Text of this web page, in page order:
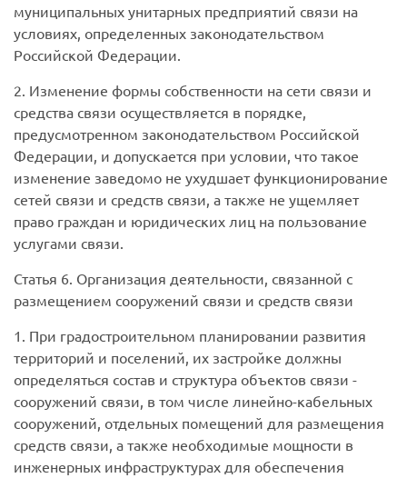
муниципальных унитарных предприятий связи на
условиях, определенных законодательством
Российской Федерации.
2. Изменение формы собственности на сети связи и
средства связи осуществляется в порядке,
предусмотренном законодательством Российской
Федерации, и допускается при условии, что такое
изменение заведомо не ухудшает функционирование
сетей связи и средств связи, а также не ущемляет
право граждан и юридических лиц на пользование
услугами связи.
Статья 6. Организация деятельности, связанной с
размещением сооружений связи и средств связи
1. При градостроительном планировании развития
территорий и поселений, их застройке должны
определяться состав и структура объектов связи -
сооружений связи, в том числе линейно-кабельных
сооружений, отдельных помещений для размещения
средств связи, а также необходимые мощности в
инженерных инфраструктурах для обеспечения